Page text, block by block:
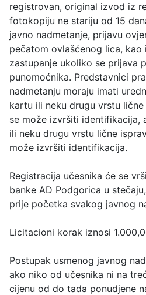
registrovan, original izvod iz
fotokopiju ne stariju od 15
javno nadmetanje, prijavu
pečatom ovlašćenog lica, kao
zastupanje ukoliko se prijava
punomoćnika. Predstavnici
nadmetanju moraju imati
kartu ili neku drugu vrstu
se može izvršiti identifikacija,
ili neku drugu vrstu lične
može izvršiti identifikacija.
Registracija učesnika će se
banke AD Podgorica u
prije početka svakog javnog
Licitacioni korak iznosi
Postupak usmenog javnog
ako niko od učesnika ni na
cijenu od do tada ponudjene